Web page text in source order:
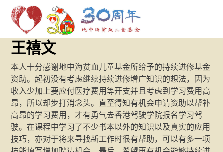
Skip
content
王禧文
本人十分感谢地中海贫血儿童基金所给予的持续进修基金
资助。起初没有考虑继续持续进修增广知识的想法，因为
收入少加上要应付医疗费用等开支并且考虑到学习费用高
昂，所以却步打消念头。直至得知有机会申请资助以帮补
高昂的学习费用，才有勇气去香港驾驶学院报名学习驾
驶。在课程中学习了不少书本以外的知识以及真实的应用
技巧，亦对于将来寻找新工作时很有帮助，可以有多一项